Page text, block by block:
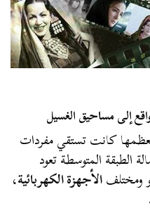
إلى مساحيق الغسيل
كانت تستقي مفردات
الطبقة المتوسطة تعود
ومختلفالأجهزة الكهربائية،